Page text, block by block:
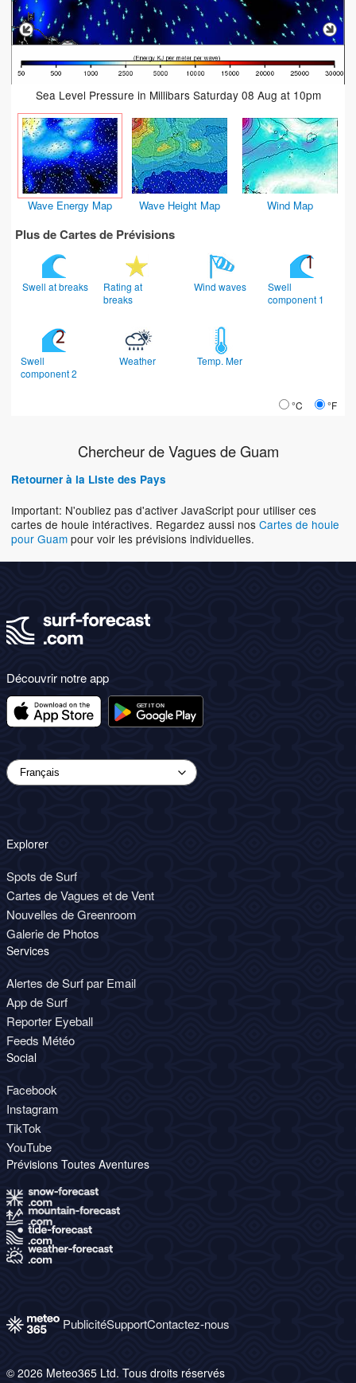
Sea Level Pressure in Millibars Saturday 08 Aug at 10pm
Wave Energy Map Wave Height Map Wind Map
Plus de Cartes de Prévisions
Swell at breaks
Rating at
breaks
Wind waves
Swell
component 1
Swell
component 2
Weather Temp. Mer
°C °F
Chercheur de Vagues de Guam
Retourner à la Liste des Pays
Important: N'oubliez pas d'activer JavaScript pour utiliser ces
cartes de houle intéractives. Regardez aussi nos Cartes de houle
pour Guam pour voir les prévisions individuelles.
Découvrir notre app
Explorer
Spots de Surf
Cartes de Vagues et de Vent
Nouvelles de Greenroom
Galerie de Photos
Services
Alertes de Surf par Email
App de Surf
Reporter Eyeball
Feeds Météo
Social
Facebook
Instagram
TikTok
YouTube
Prévisions Toutes Aventures
PublicitéSupportContactez-nous
© 2026 Meteo365 Ltd. Tous droits réservés